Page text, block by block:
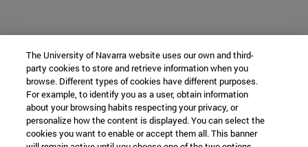
The University of Navarra website uses our own and third-
party cookies to store and retrieve information when you
browse. Different types of cookies have different purposes.
For example, to identify you as a user, obtain information
about your browsing habits respecting your privacy, or
personalize how the content is displayed. You can select the
cookies you want to enable or accept them all. This banner